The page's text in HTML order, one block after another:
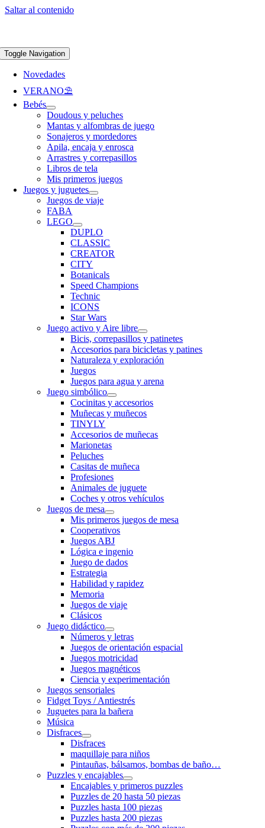
Saltar al contenido
Toggle Navigation
Novedades
VERANO⛱️​
Bebés
Doudous y peluches
Mantas y alfombras de juego
Sonajeros y mordedores
Apila, encaja y enrosca
Arrastres y correpasillos
Libros de tela
Mis primeros juegos
Juegos y juguetes
Juegos de viaje
FABA
LEGO
DUPLO
CLASSIC
CREATOR
CITY
Botanicals
Speed Champions
Technic
ICONS
Star Wars
Juego activo y Aire libre
Bicis, correpasillos y patinetes
Accesorios para bicicletas y patines
Naturaleza y exploración
Juegos
Juegos para agua y arena
Juego simbólico
Cocinitas y accesorios
Muñecas y muñecos
TINYLY
Accesorios de muñecas
Marionetas
Peluches
Casitas de muñeca
Profesiones
Animales de juguete
Coches y otros vehículos
Juegos de mesa
Mis primeros juegos de mesa
Cooperativos
Juegos ABJ
Lógica e ingenio
Juego de dados
Estrategia
Habilidad y rapidez
Memoria
Juegos de viaje
Clásicos
Juego didáctico
Números y letras
Juegos de orientación espacial
Juegos motricidad
Juegos magnéticos
Ciencia y experimentación
Juegos sensoriales
Fidget Toys / Antiestrés
Juguetes para la bañera
Música
Disfraces
Disfraces
maquillaje para niños
Pintauñas, bálsamos, bombas de baño…
Puzzles y encajables
Encajables y primeros puzzles
Puzzles de 20 hasta 50 piezas
Puzzles hasta 100 piezas
Puzzles hasta 200 piezas